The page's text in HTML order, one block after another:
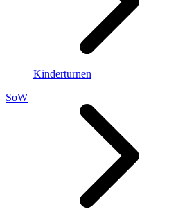
Kinderturnen
SoW